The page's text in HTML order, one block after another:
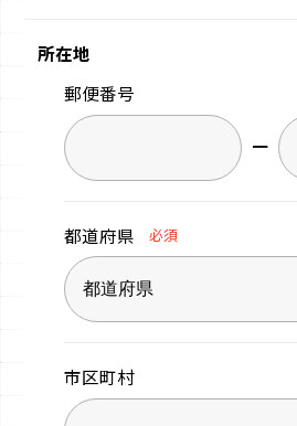
所在地
郵便番号
−
都道府県 必須
市区町村